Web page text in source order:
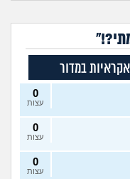
אקראיות במדור
0
עצות
0
עצות
0
עצות